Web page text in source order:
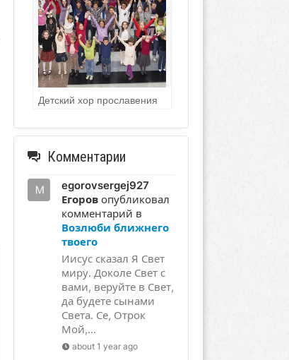
Детский хор прославения
Комментарии
egorovsergej927
Егоровопубликовал
комментарий в
Возлюби ближнего
твоего
Иисус сказал Я Свет
миру. Доколе Свет с
вами, веруйте в Свет,
да будете сынами
Света. Се, Отрок
Мой,...
about 1 year ago